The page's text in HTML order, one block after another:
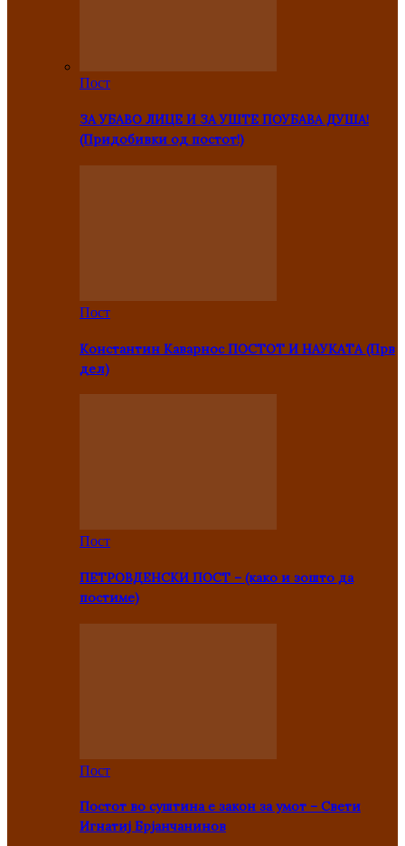
Пост
ЗА УБАВО ЛИЦЕ И ЗА УШТЕ ПОУБАВА ДУША!
(Придобивки од постот!)
Пост
Константин Каварнос ПОСТОТ И НАУКАТА (Прв
дел)
Пост
ПЕТРОВДЕНСКИ ПОСТ – (како и зошто да
постиме)
Пост
Постот во суштина е закон за умот – Свети
Игнатиј Брјанчанинов